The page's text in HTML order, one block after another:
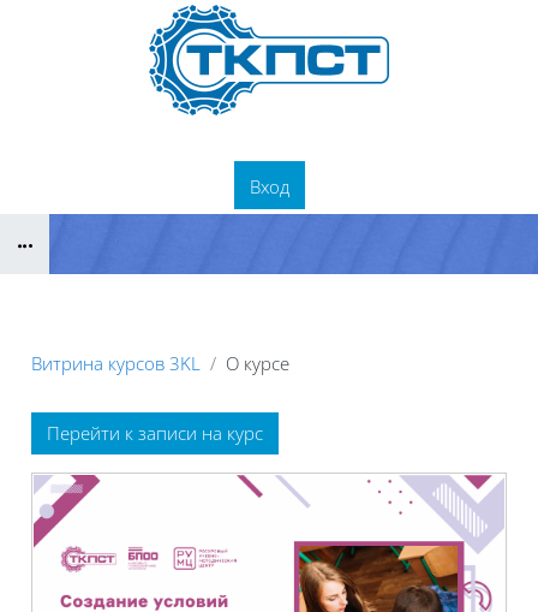
Перейти к основному содержанию
Вход
Витрина курсов 3KL О курсе
Блоки
Перейти к записи на курс